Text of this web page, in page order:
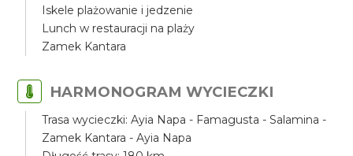
Iskele plażowanie i jedzenie
Lunch w restauracji na plaży
Zamek Kantara
HARMONOGRAM WYCIECZKI
Trasa wycieczki: Ayia Napa - Famagusta - Salamina -
Zamek Kantara - Ayia Napa